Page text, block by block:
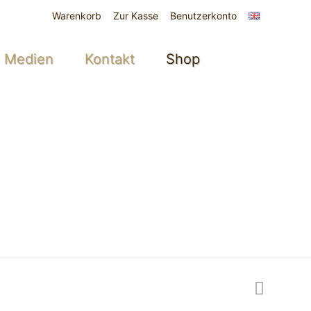
Warenkorb Zur Kasse Benutzerkonto
Medien Kontakt Shop